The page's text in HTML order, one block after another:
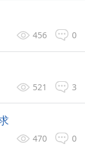
0
456
3
521
0
470